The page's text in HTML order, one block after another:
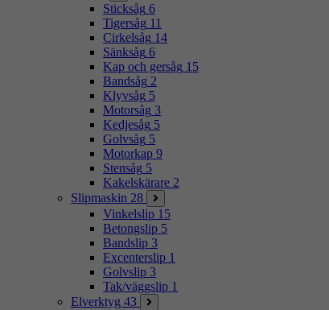
Sticksåg 6
Tigersåg 11
Cirkelsåg 14
Sänksåg 6
Kap och gersåg 15
Bandsåg 2
Klyvsåg 5
Motorsåg 3
Kedjesåg 5
Golvsåg 5
Motorkap 9
Stensåg 5
Kakelskärare 2
Slipmaskin 28
Vinkelslip 15
Betongslip 5
Bandslip 3
Excenterslip 1
Golvslip 3
Tak/väggslip 1
Elverktyg 43